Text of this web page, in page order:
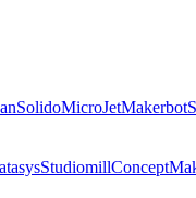
SolidoMicroJetMakerbot
StudiomillConcept